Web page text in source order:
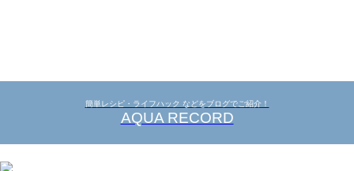
簡単レシピ・ライフハック などをブログでご紹介！
AQUA RECORD